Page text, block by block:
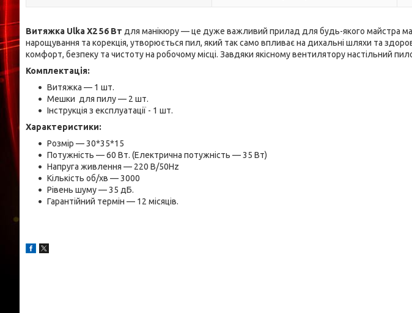
Витяжка Ulka X2 56 Вт для манікюру — це дуже важливий прилад для будь-якого майстра
нарощування та корекція, утворюється пил, який так само впливає на дихальні шляхи та
комфорт, безпеку та чистоту на робочому місці. Завдяки якісному вентилятору настільний
Комплектація:
Витяжка — 1 шт.
Мешки для пилу — 2 шт.
Інструкція з експлуатації - 1 шт.
Характеристики:
Розмір — 30*35*15
Потужність — 60 Вт. (Електрична потужність — 35 Вт)
Напруга живлення — 220 В/50Hz
Кількість об/хв — 3000
Рівень шуму — 35 дБ.
Гарантійний термін — 12 місяців.